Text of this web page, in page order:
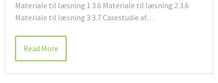
Materiale til læsning 1 3.6 Materiale til læsning 2 3.6
Materiale til læsning 3 3.7 Casestudie af…
Read More